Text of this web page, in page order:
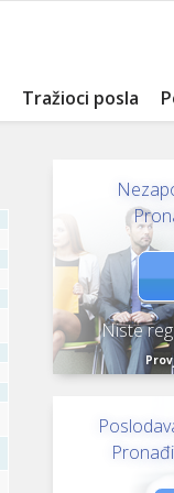
Tražioci posla
Niste